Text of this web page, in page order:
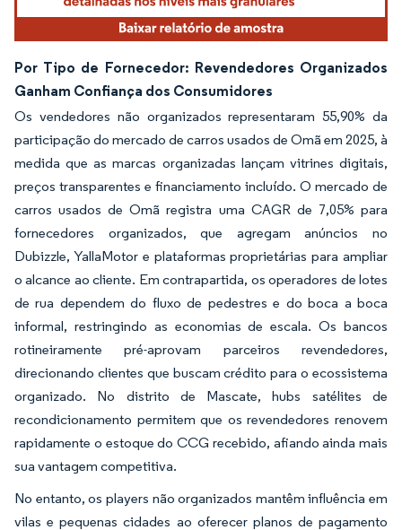
Por Tipo de Fornecedor: Revendedores Organizados
Ganham Confiança dos Consumidores
Os vendedores não organizados representaram 55,90% da
participação do mercado de carros usados de Omã em 2025, à
medida que as marcas organizadas lançam vitrines digitais,
preços transparentes e financiamento incluído. O mercado de
carros usados de Omã registra uma CAGR de 7,05% para
fornecedores organizados, que agregam anúncios no
Dubizzle, YallaMotor e plataformas proprietárias para ampliar
o alcance ao cliente. Em contrapartida, os operadores de lotes
de rua dependem do fluxo de pedestres e do boca a boca
informal, restringindo as economias de escala. Os bancos
rotineiramente pré-aprovam parceiros revendedores,
direcionando clientes que buscam crédito para o ecossistema
organizado. No distrito de Mascate, hubs satélites de
recondicionamento permitem que os revendedores renovem
rapidamente o estoque do CCG recebido, afiando ainda mais
sua vantagem competitiva.
No entanto, os players não organizados mantêm influência em
vilas e pequenas cidades ao oferecer planos de pagamento